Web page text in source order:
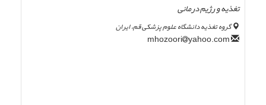
تغذیه و رژیم درمانی
گروه تغذیه دانشگاه علوم پزشکی قم، ایران
yahoo.com